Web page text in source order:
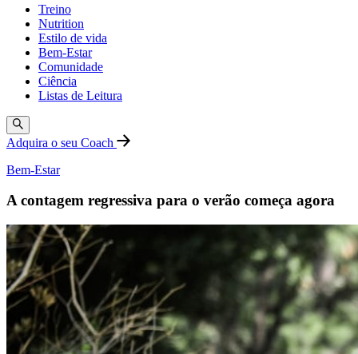
Treino
Nutrition
Estilo de vida
Bem-Estar
Comunidade
Ciência
Listas de Leitura
Adquira o seu Coach
Bem-Estar
A contagem regressiva para o verão começa agora